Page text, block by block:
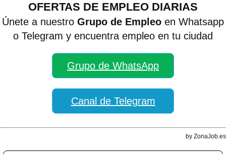
OFERTAS DE EMPLEO DIARIAS
Únete a nuestro Grupo de Empleo en Whatsapp
o Telegram y encuentra empleo en tu ciudad
Grupo de WhatsApp
Canal de Telegram
by ZonaJob.es